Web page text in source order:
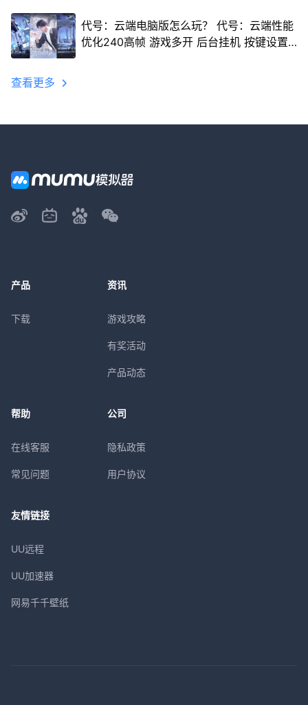
代号：云端电脑版怎么玩？ 代号：云端性能
优化240高帧 游戏多开 后台挂机 按键设置
查看更多
产品
下载
资讯
游戏攻略
有奖活动
产品动态
帮助
在线客服
常见问题
公司
隐私政策
用户协议
友情链接
UU远程
UU加速器
网易千千壁纸